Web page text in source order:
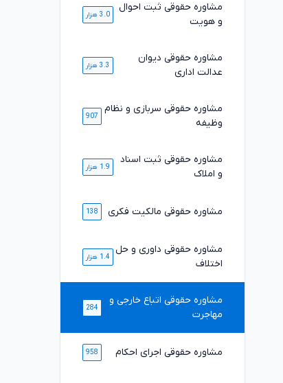
مشاوره حقوقی ثبت احوال
و هویت
3.0 هزار
مشاوره حقوقی دیوان
عدالت اداری
3.3 هزار
مشاوره حقوقی سربازی و نظام
وظیفه
907
مشاوره حقوقی ثبت اسناد
و املاک
1.9 هزار
مشاوره حقوقی مالکیت فکری 138
مشاوره حقوقی داوری و حل
اختلاف
1.4 هزار
مشاوره حقوقی اتباع خارجی و
مهاجرت
284
مشاوره حقوقی اجرای احکام 958